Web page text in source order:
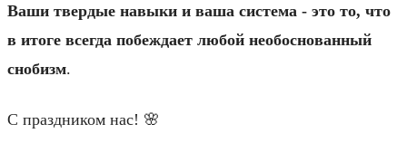
Ваши твердые навыки и ваша система - это то, что
в итоге всегда побеждает любой необоснованный
снобизм.
С праздником нас! 🌸